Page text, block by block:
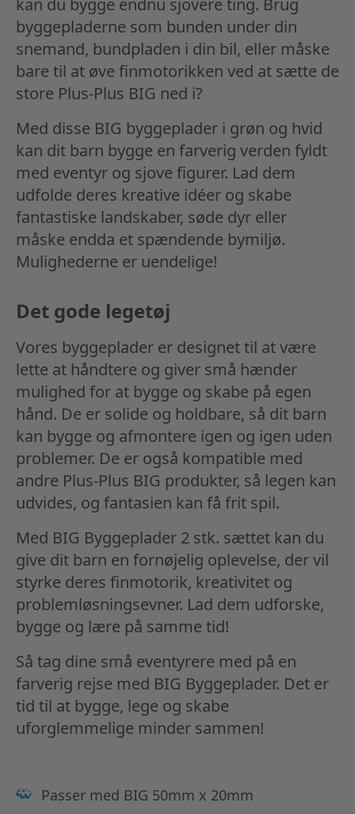
kan du bygge endnu sjovere ting. Brug
byggepladerne som bunden under din
snemand, bundpladen i din bil, eller måske
bare til at øve finmotorikken ved at sætte de
store Plus-Plus BIG ned i?
Med disse BIG byggeplader i grøn og hvid
kan dit barn bygge en farverig verden fyldt
med eventyr og sjove figurer. Lad dem
udfolde deres kreative idéer og skabe
fantastiske landskaber, søde dyr eller
måske endda et spændende bymiljø.
Mulighederne er uendelige!
Det gode legetøj
Vores byggeplader er designet til at være
lette at håndtere og giver små hænder
mulighed for at bygge og skabe på egen
hånd. De er solide og holdbare, så dit barn
kan bygge og afmontere igen og igen uden
problemer. De er også kompatible med
andre Plus-Plus BIG produkter, så legen kan
udvides, og fantasien kan få frit spil.
Med BIG Byggeplader 2 stk. sættet kan du
give dit barn en fornøjelig oplevelse, der vil
styrke deres finmotorik, kreativitet og
problemløsningsevner. Lad dem udforske,
bygge og lære på samme tid!
Så tag dine små eventyrere med på en
farverig rejse med BIG Byggeplader. Det er
tid til at bygge, lege og skabe
uforglemmelige minder sammen!
Passer med BIG 50mm x 20mm